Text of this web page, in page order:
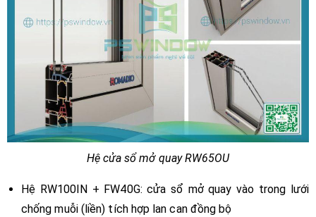
Hệ cửa sổ mở quay RW65OU
Hệ RW100IN + FW40G: cửa sổ mở quay vào trong lưới
chống muỗi (liền) tích hợp lan can đồng bộ